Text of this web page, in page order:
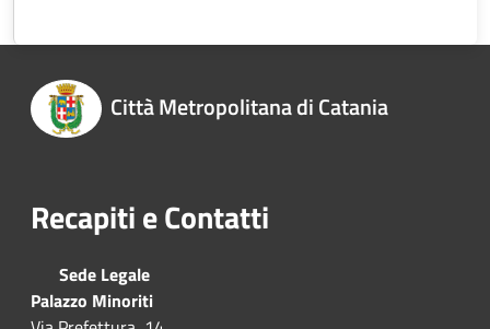
Città Metropolitana di Catania
Recapiti e Contatti
Sede Legale
Palazzo Minoriti